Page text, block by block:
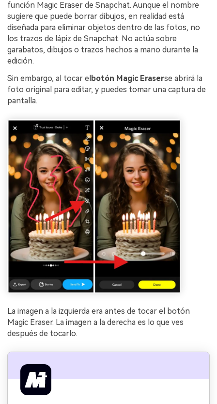
función Magic Eraser de Snapchat. Aunque el nombre
sugiere que puede borrar dibujos, en realidad está
diseñada para eliminar objetos dentro de las fotos, no
los trazos de lápiz de Snapchat. No actúa sobre
garabatos, dibujos o trazos hechos a mano durante la
edición.
Sin embargo, al tocar el botón Magic Eraserse abrirá la
foto original para editar, y puedes tomar una captura de
pantalla.
La imagen a la izquierda era antes de tocar el botón
Magic Eraser. La imagen a la derecha es lo que ves
después de tocarlo.